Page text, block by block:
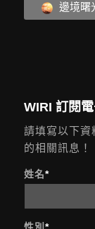
邊境曙
WIRI 訂閱
請填寫以下資
的相關訊息！
姓名*